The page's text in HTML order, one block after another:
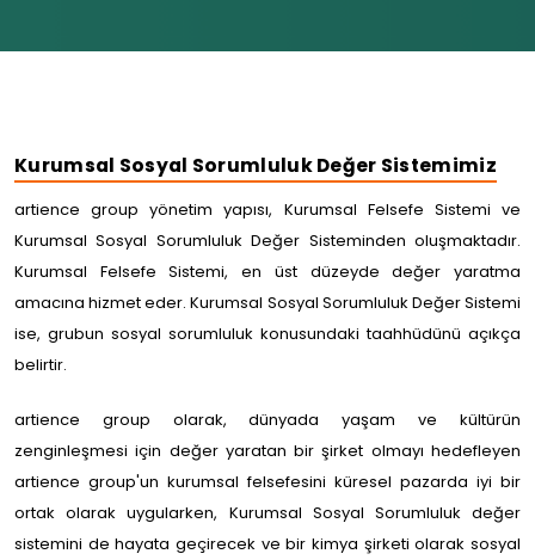
Kurumsal Sosyal Sorumluluk Değer Sistemimiz
artience group yönetim yapısı, Kurumsal Felsefe Sistemi ve
Kurumsal Sosyal Sorumluluk Değer Sisteminden oluşmaktadır.
Kurumsal Felsefe Sistemi, en üst düzeyde değer yaratma
amacına hizmet eder. Kurumsal Sosyal Sorumluluk Değer Sistemi
ise, grubun sosyal sorumluluk konusundaki taahhüdünü açıkça
belirtir.
artience group olarak, dünyada yaşam ve kültürün
zenginleşmesi için değer yaratan bir şirket olmayı hedefleyen
artience group'un kurumsal felsefesini küresel pazarda iyi bir
ortak olarak uygularken, Kurumsal Sosyal Sorumluluk değer
sistemini de hayata geçirecek ve bir kimya şirketi olarak sosyal